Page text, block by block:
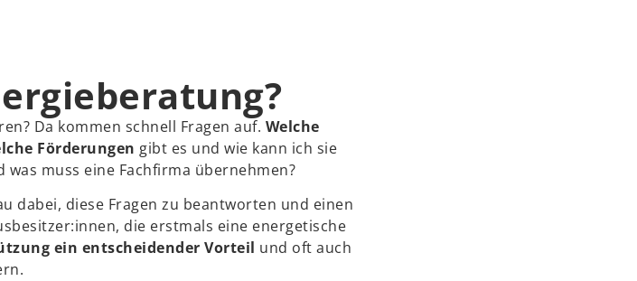
Da kommen schnell Fragen auf. Welche
Förderungen gibt es und wie kann ich sie
was muss eine Fachfirma übernehmen?
dabei, diese Fragen zu beantworten und einen
die erstmals eine energetische
ein entscheidender Vorteil und oft auch